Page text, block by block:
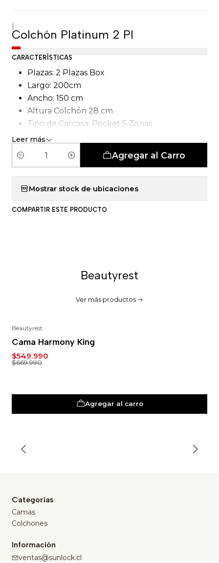
|
Colchón Platinum 2 Pl
CARACTERÍSTICAS
Plazas: 2 Plazas Box
Largo: 200cm
Ancho: 150 cm
Altura Colchón 28 cm
Tipo de Carcasa: Pocket 5 Zonas
Leer más
t
i
Agregar al Carro
Mostrar stock de ubicaciones
COMPARTIR ESTE PRODUCTO
Beautyrest
Ver más productos
Beautyrest
Cama Harmony King
$549.990
$669.990
Agregar al carro
Categorías
Camas
Colchones
Información
ventas@sunlock.cl